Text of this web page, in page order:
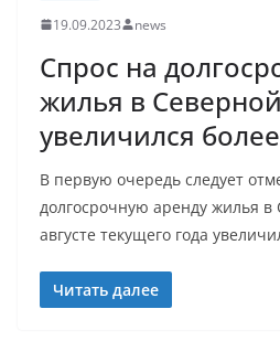
19.09.2023 news
Спрос на
жилья в
увеличился
В первую очередь следует
долгосрочную аренду жилья в
августе текущего года
Читать далее